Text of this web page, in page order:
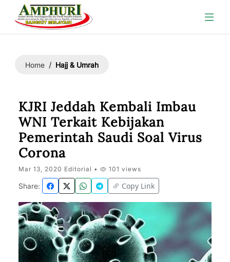
Home Hajj & Umrah
KJRI Jeddah Kembali Imbau
WNI Terkait Kebijakan
Pemerintah Saudi Soal Virus
Corona
Mar 13, 2020 Editorial • 101 views
Share: Copy Link